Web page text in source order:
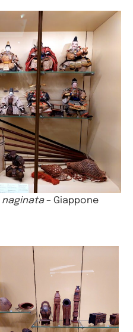
naginata– Giappone